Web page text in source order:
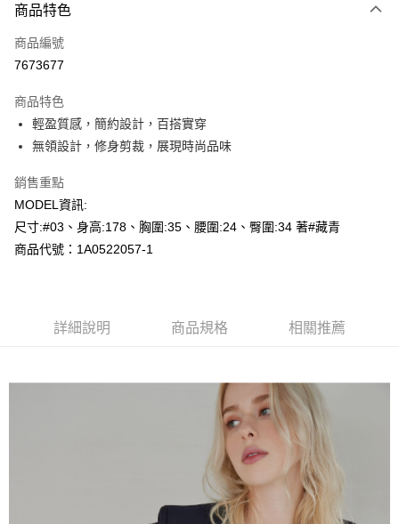
信用卡一次付款
超商取貨付款
Apple Pay
悠遊付
Google Pay
AFTEE先享後付
相關說明
２．便利：只要手機號碼，簡訊認證，即可結帳。
１．於結帳方式選擇「AFTEE先享後付」後，將跳轉至「AFTEE先享後付」
結帳頁面，進行簡訊認證並確認金額後，即可完成結帳。
２．訂單成立數日內，您將收到繳費通知簡訊。
３．收到繳費通知簡訊後14天內，點擊此簡訊中的連結，可透過四大超商／
ATM／網路銀行／等多元方式進行付款，方視為交易完成。
※ 請注意：結帳手續完成當下不需立刻繳費，但若您需要取消訂單，請聯絡
購買商品的店家。未經商家同意取消之訂單仍視為有效，需透過AFTEE先享
※ 交易是否成功請以「AFTEE先享後付 」之結帳頁面顯示為準，若有關於
每筆NT$60，滿NT$2,000(含以上)免運費
每筆NT$60，滿NT$2,000(含以上)免運費
每筆NT$60，滿NT$2,000(含以上)免運費
每筆NT$60，滿NT$2,000(含以上)免運費
商品特色
商品編號
7673677
商品特色
輕盈質感，簡約設計，百搭實穿
無領設計，修身剪裁，展現時尚品味
銷售重點
MODEL資訊:
尺寸:#03、身高:178、胸圍:35、腰圍:24、臀圍:34 著#藏青
商品代號：1A0522057-1
詳細說明 商品規格 相關推薦